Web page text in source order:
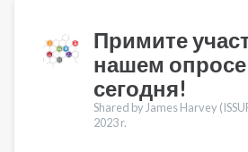
Примите
нашем
сегодня!
Shared by James Harvey
2023 r.